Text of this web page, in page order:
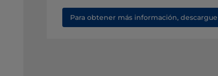
Para obtener más información,